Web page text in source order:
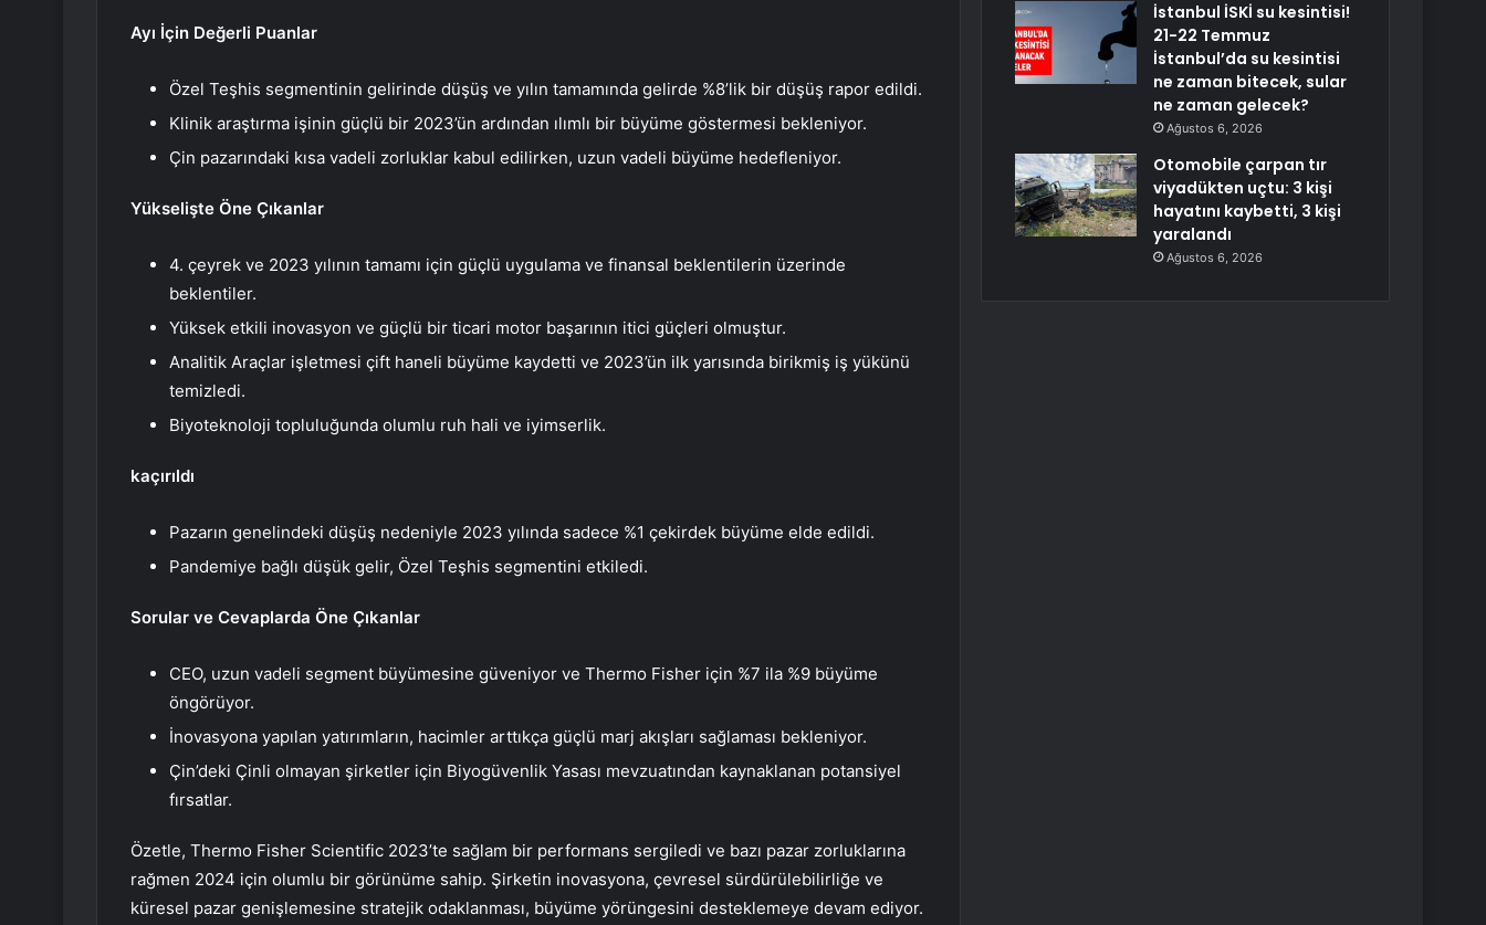
Ayı İçin Değerli Puanlar
Özel Teşhis segmentinin gelirinde düşüş ve yılın tamamında gelirde %8’lik bir düşüş rapor edildi.
Klinik araştırma işinin güçlü bir 2023’ün ardından ılımlı bir büyüme göstermesi bekleniyor.
Çin pazarındaki kısa vadeli zorluklar kabul edilirken, uzun vadeli büyüme hedefleniyor.
Yükselişte Öne Çıkanlar
4. çeyrek ve 2023 yılının tamamı için güçlü uygulama ve finansal beklentilerin üzerinde
beklentiler.
Yüksek etkili inovasyon ve güçlü bir ticari motor başarının itici güçleri olmuştur.
Analitik Araçlar işletmesi çift haneli büyüme kaydetti ve 2023’ün ilk yarısında birikmiş iş yükünü
temizledi.
Biyoteknoloji topluluğunda olumlu ruh hali ve iyimserlik.
kaçırıldı
Pazarın genelindeki düşüş nedeniyle 2023 yılında sadece %1 çekirdek büyüme elde edildi.
Pandemiye bağlı düşük gelir, Özel Teşhis segmentini etkiledi.
Sorular ve Cevaplarda Öne Çıkanlar
CEO, uzun vadeli segment büyümesine güveniyor ve Thermo Fisher için %7 ila %9 büyüme
öngörüyor.
İnovasyona yapılan yatırımların, hacimler arttıkça güçlü marj akışları sağlaması bekleniyor.
Çin’deki Çinli olmayan şirketler için Biyogüvenlik Yasası mevzuatından kaynaklanan potansiyel
fırsatlar.
Özetle, Thermo Fisher Scientific 2023’te sağlam bir performans sergiledi ve bazı pazar zorluklarına
rağmen 2024 için olumlu bir görünüme sahip. Şirketin inovasyona, çevresel sürdürülebilirliğe ve
küresel pazar genişlemesine stratejik odaklanması, büyüme yörüngesini desteklemeye devam ediyor.
İstanbul İSKİ su kesintisi!
21-22 Temmuz
İstanbul’da su kesintisi
ne zaman bitecek, sular
ne zaman gelecek?
Ağustos 6, 2026
Otomobile çarpan tır
viyadükten uçtu: 3 kişi
hayatını kaybetti, 3 kişi
yaralandı
Ağustos 6, 2026